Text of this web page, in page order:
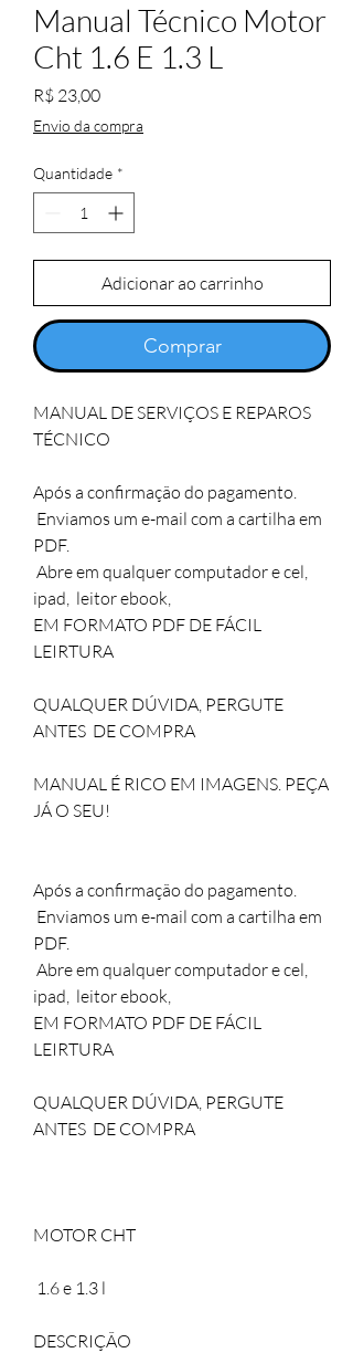
Manual Técnico Motor
Cht 1.6 E 1.3 L
R$ 23,00Preço
Envio da compra
Quantidade *
Adicionar ao carrinho
Comprar
MANUAL DE SERVIÇOS E REPAROS
TÉCNICO
Após a confirmação do pagamento.
Enviamos um e-mail com a cartilha em
PDF.
Abre em qualquer computador e cel,
ipad,  leitor ebook,
EM FORMATO PDF DE FÁCIL
LEIRTURA
QUALQUER DÚVIDA, PERGUTE
ANTES  DE COMPRA
MANUAL É RICO EM IMAGENS. PEÇA
JÁ O SEU!
Após a confirmação do pagamento.
Enviamos um e-mail com a cartilha em
PDF.
Abre em qualquer computador e cel,
ipad,  leitor ebook,
EM FORMATO PDF DE FÁCIL
LEIRTURA
QUALQUER DÚVIDA, PERGUTE
ANTES  DE COMPRA
MOTOR CHT
1.6 e 1.3 l
DESCRIÇÃO